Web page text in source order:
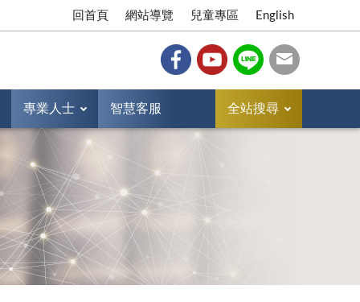
回首頁 網站導覽 兒童專區 English
專業人士 智慧客服 全站搜尋